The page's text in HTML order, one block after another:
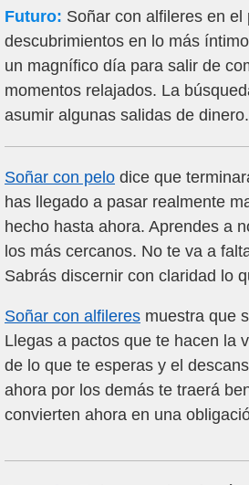
Futuro: Soñar con alfileres en
descubrimientos en lo más
un magnífico día para salir de
momentos relajados. La
asumir algunas salidas de dinero.
Soñar con pelo dice que
has llegado a pasar realmente
hecho hasta ahora. Aprendes a
los más cercanos. No te va a
Sabrás discernir con claridad lo
Soñar con alfileres muestra que
Llegas a pactos que te hacen la
de lo que te esperas y el
ahora por los demás te traerá
convierten ahora en una